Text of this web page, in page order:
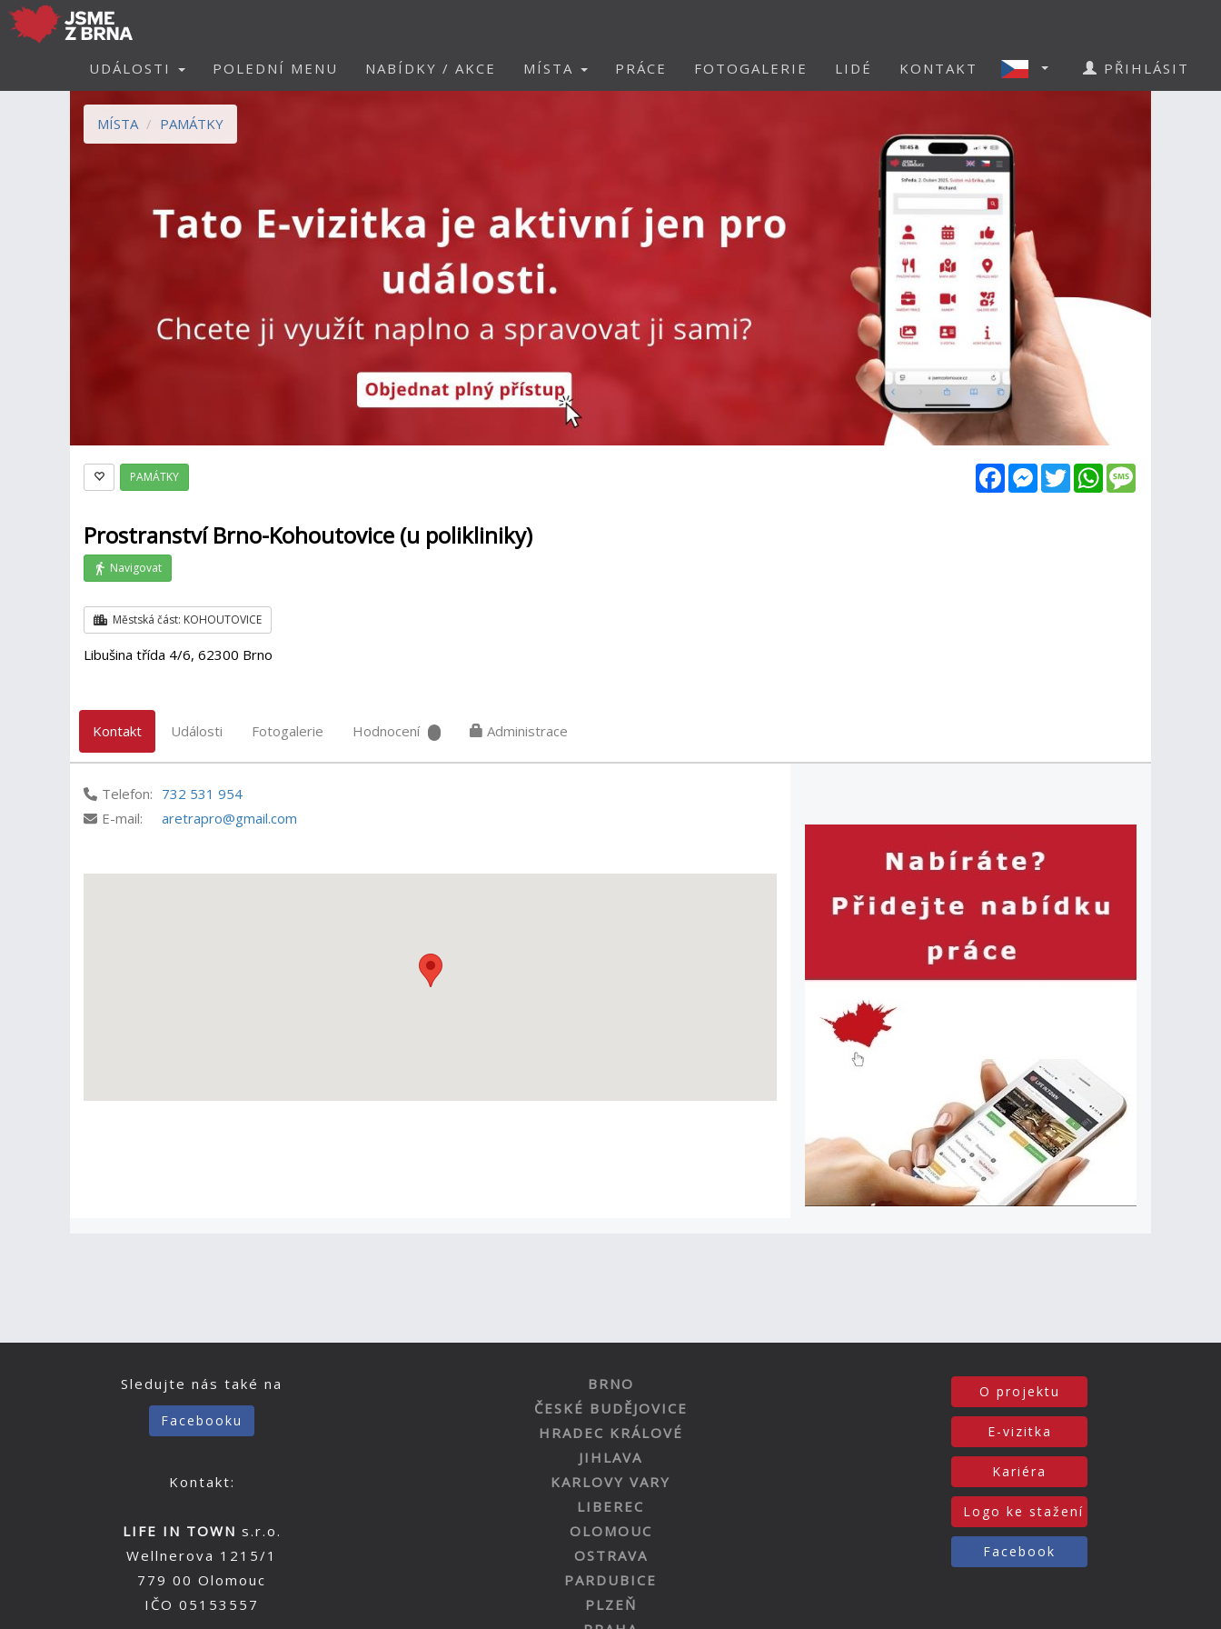
UDÁLOSTI POLEDNÍ MENU NABÍDKY / AKCE MÍSTA PRÁCE FOTOGALERIE LIDÉ KONTAKT PŘIHLÁSIT
MÍSTA PAMÁTKY
FacebookMessenger
TwitterWhatsApp
PAMÁTKY
Prostranství Brno-Kohoutovice (u polikliniky)
Navigovat
Městská část: KOHOUTOVICE
Libušina třída 4/6, 62300 Brno
Kontakt Události Fotogalerie Hodnocení Administrace
Telefon: 732 531 954
E-mail:
aretrapro@gmail.com
Sledujte nás také na
Facebooku
Kontakt:
LIFE IN TOWN s.r.o.
Wellnerova 1215/1
779 00 Olomouc
IČO 05153557
BRNO
ČESKÉ BUDĚJOVICE
HRADEC KRÁLOVÉ
JIHLAVA
KARLOVY VARY
LIBEREC
OLOMOUC
OSTRAVA
PARDUBICE
PLZEŇ
O projektu
E-vizitka
Kariéra
Logo ke stažení
Facebook